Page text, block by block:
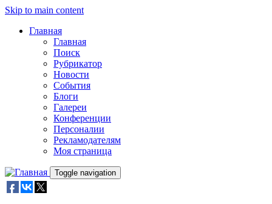
Skip to main content
Главная
Главная
Поиск
Рубрикатор
Новости
События
Блоги
Галереи
Конференции
Персоналии
Рекламодателям
Моя страница
Toggle navigation